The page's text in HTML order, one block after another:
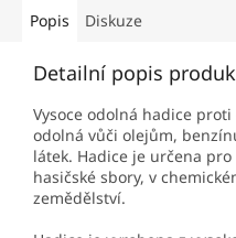
Popis Diskuze
Detailní popis
Vysoce odolná hadice
odolná vůči olejům,
látek. Hadice je určena
hasičské sbory, v
zemědělství.